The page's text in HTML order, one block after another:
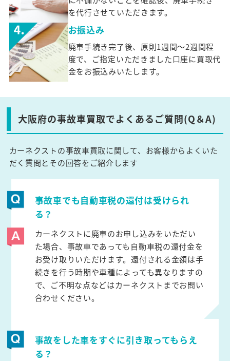
を代行させていただきます。
お振込み
廃車手続き完了後、原則1週間～2週間程
度で、ご指定いただきました口座に買取代
金をお振込みいたします。
大阪府の事故車買取でよくあるご質問(Q＆A)
カーネクストの事故車買取に関して、お客様からよくいた
だく質問とその回答をご紹介します
事故車でも自動車税の還付は受けられ
る？
カーネクストに廃車のお申し込みをいただい
た場合、事故車であっても自動車税の還付金を
お受け取りいただけます。還付される金額は手
続きを行う時期や車種によっても異なりますの
で、ご不明な点などはカーネクストまでお問い
合わせください。
事故をした車をすぐに引き取ってもらえ
る？